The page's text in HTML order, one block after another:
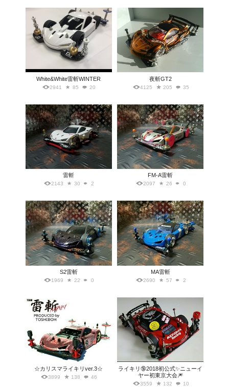
White&White雷斬WINTER
2941 85 20
夜斬GT2
4125 205 35
雷斬
2143 30 2
FM-A雷斬
2097 26 0
S2雷斬
1969 22 0
MA雷斬
2690 57 2
☆カリスマライキリver.3☆
3899 138 46
ライキリ🔞2018初公式✨ニューイ
ヤー初東京大会🎆
3559 132 10